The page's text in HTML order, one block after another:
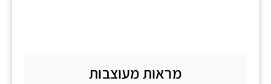
מראות מעוצבות